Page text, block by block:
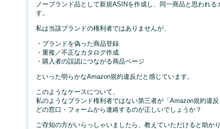
ノーブランド品として新規ASINを作成し、同一商品と思われ
す。
私は当該ブランドの権利者ではありませんが、
・ブランドを偽った商品登録
・重複／不正なカタログ作成
・購入者の誤認につながる商品ページ
といった明らかなAmazon規約違反だと感じています。
このようなケースについて、
私のようなブランド権利者ではない第三者が「Amazon規約違
どの窓口・フォームから連絡するのが正しいでしょうか？
ご存知の方がいらっしゃいましたら、教えていただけると助か